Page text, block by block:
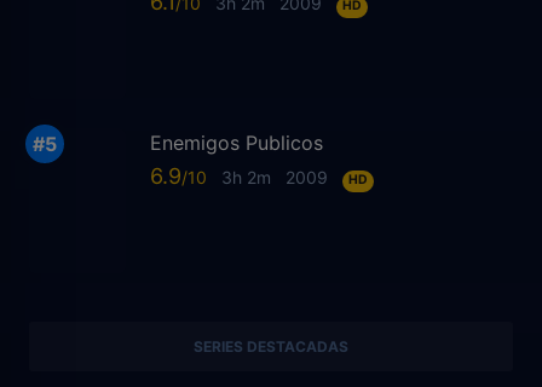
HD
Enemigos Publicos
6.9 3h 2m 2009 HD
SERIES DESTACADAS